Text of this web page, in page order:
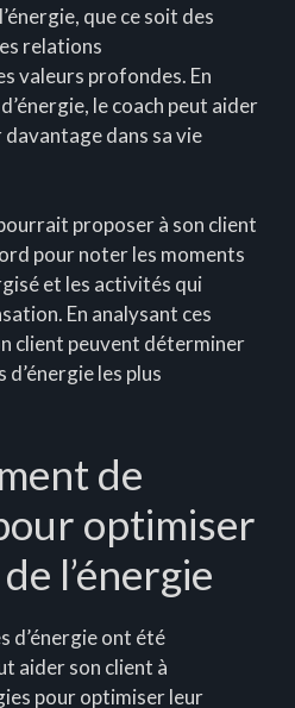
que ce soit des
relations
valeurs profondes. En
le coach peut aider
dans sa vie
proposer à son client
pour noter les moments
et les activités qui
En analysant ces
client peuvent déterminer
les plus
de
optimiser
l’énergie
d’énergie ont été
aider son client à
pour optimiser leur